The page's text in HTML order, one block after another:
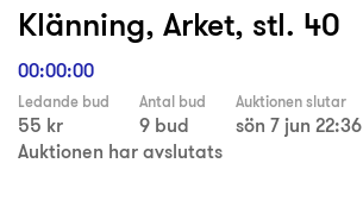
Klänning, Arket, stl. 40
00:00:00
Ledande bud
55 kr
Antal bud
9 bud
Auktionen slutar
sön 7 jun 22:36
Auktionen har avslutats